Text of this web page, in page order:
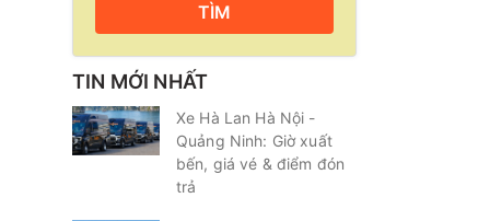
TÌM
TIN MỚI NHẤT
Xe Hà Lan Hà Nội -
Quảng Ninh: Giờ xuất
bến, giá vé & điểm đón
trả